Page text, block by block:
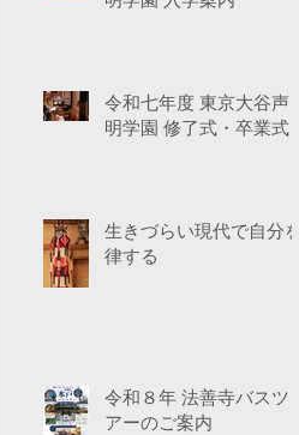
令和七年度 東京大谷声
明学園 修了式・卒業式
生きづらい現代で自分を
律する
令和８年 法善寺バスツ
アーのご案内